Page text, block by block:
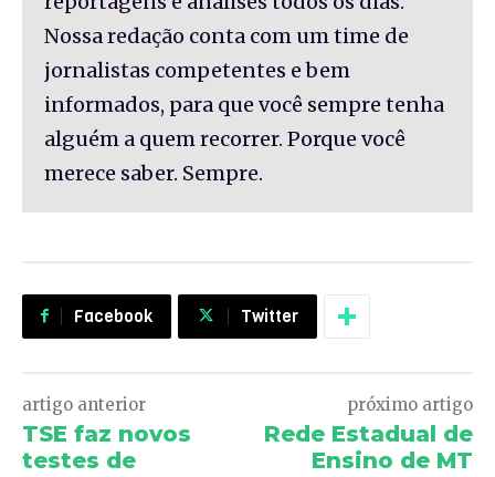
Nossa redação conta com um time de
jornalistas competentes e bem
informados, para que você sempre tenha
alguém a quem recorrer. Porque você
merece saber. Sempre.
Facebook Twitter
artigo anterior
TSE faz novos
testes de
próximo artigo
Rede Estadual de
Ensino de MT